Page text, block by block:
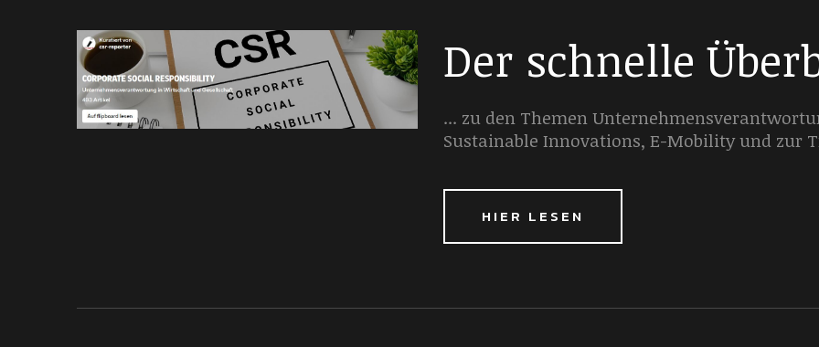
Der schnelle
... zu den Themen
Sustainable Innovations, E-Mobility und zur
HIER LESEN